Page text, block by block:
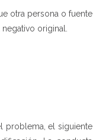
otra persona o fuente
original.
problema, el siguiente